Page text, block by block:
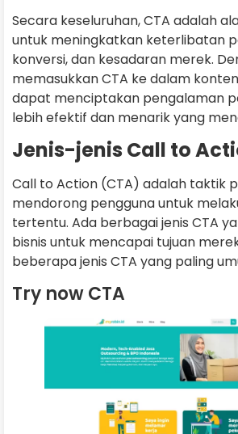
Secara keseluruhan, CTA adalah
untuk meningkatkan keterlibatan
konversi, dan kesadaran merek.
memasukkan CTA ke dalam
dapat menciptakan pengalaman
lebih efektif dan menarik yang
Jenis-jenis Call to
Call to Action (CTA) adalah taktik
mendorong pengguna untuk
tertentu. Ada berbagai jenis CTA
bisnis untuk mencapai tujuan
beberapa jenis CTA yang paling
Try now CTA